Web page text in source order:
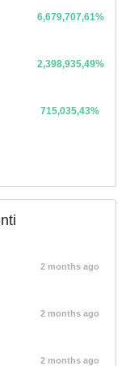
6,679,707,61%
2,398,935,49%
715,035,43%
2 months ago
2 months ago
2 months ago